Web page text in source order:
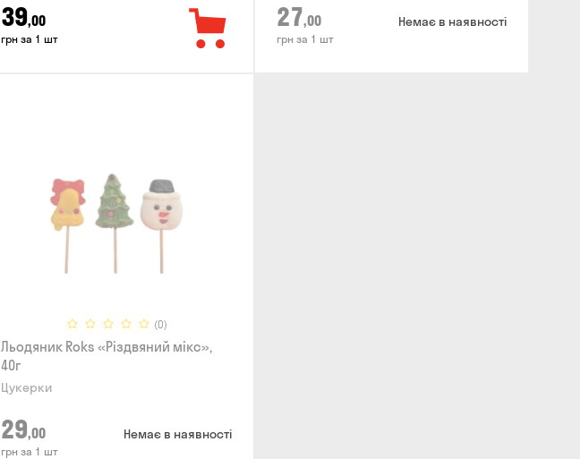
39,00
грн за 1 шт
27,00
грн за 1 шт
Немає в наявності
(0)
Льодяник Roks «Різдвяний мікс»,
40г
Цукерки
29,00
грн за 1 шт
Немає в наявності